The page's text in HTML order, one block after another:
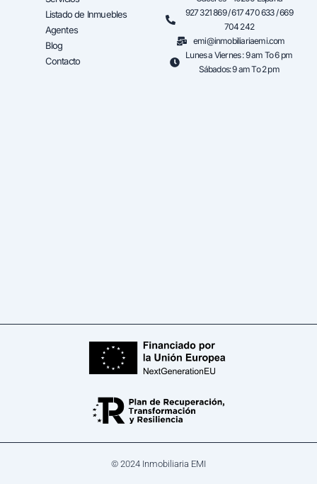
Listado de Inmuebles
Agentes
Blog
Contacto
927 321 869 / 617 470 633 / 669
704 242
emi@inmobiliariaemi.com
Lunes a Viernes : 9 am To 6 pm
Sábados: 9 am To 2 pm
© 2024 Inmobiliaria EMI